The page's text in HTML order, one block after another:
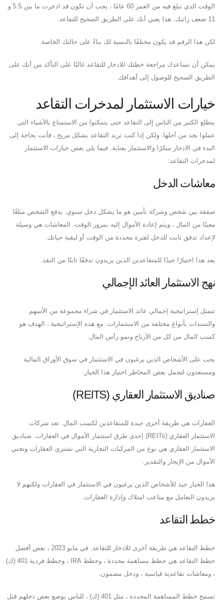
الوقت الذي تبلغ فيه من العمر 60 عامًا ، يجب أن تكون قد ادخرت ما بين 5.5 و
11 ضعف راتبك. هذا يعني أنك على الطريق الصحيح للتقاعد.
لكن هذا الرقم قد يكون مختلفًا بالنسبة لك بناءً على حالتك الخاصة.
يمكن أن تساعدك مراجعة خطتك للادخار للتقاعد غالبًا على التأكد من أنك على
الطريق الصحيح للوصول إلى أهدافك.
خيارات الاستثمار لمدخرات التقاعد
يتطلع الكثير من الناس إلى التقاعد حتى يتمكنوا من الاستمتاع بالأشياء التي
عملوا بجد من أجلها. ولكن إذا كنت تريد التقاعد بشكل مريح ، فأنت بحاجة إلى
البدء في الادخار مبكرًا والاستثمار بعناية. فيما يلي بعض خيارات الاستثمار
لمدخرات التقاعد:
معاشات الدخل
صفقة بين شخص وشركة تأمين هو ما يشكل دخل سنوي. يدفع الشخص مبلغًا
معينًا من المال ، ويتم إعادة الأموال إليه بمرور الوقت. المعاشات هي وسيلة
لإعداد تدفق ثابت للدخل لفترة محددة من الوقت أو لبقية حياتك.
يعد هذا اختيارًا جيدًا للمتقاعدين الذين يريدون تدفقًا ثابتًا من النقد.
نهج الاستثمار العائد الإجمالي
تتمثل إستراتيجية إجمالي عائد الاستثمار في شراء مجموعة من الأسهم
والسندات بأنواع مختلفة من الاستثمارات. مع هذه الإستراتيجية ، الهدف هو
كسب المال من كل من الأرباح ونمو رأس المال.
يجب على الأشخاص الذين يرغبون في الاستثمار في سوق الأوراق المالية
ومستعدون لتحمل بعض المخاطر اختيار هذا الخيار.
صناديق الاستثمار العقاري (REITS)
العقارات هي طريقة أخرى جيدة للمتقاعدين لكسب المال. تعد شركات
الاستثمار العقاري (REITs) إحدى طرق استثمار الأموال في العقارات. صناديق
الاستثمار العقاري هي نوع من المركبات التجارية التي تشتري العقارات وتجني
الأموال من الإيجار والتقدير.
هذا الخيار جيد للأشخاص الذين يرغبون في الاستثمار في العقارات ولكنهم لا
يريدون التعامل مع متاعب امتلاك وإدارة العقارات.
خطط التقاعد
خطط التقاعد هي طريقة أخرى للادخار للتقاعد. في مايو 2023 ، بعض أفضل
خطط التقاعد هي خطط مساهمة محددة ، وخطط IRA ، وخطط فردية 401 (ك)
، ومعاشات تقاعدية قياسية ، ودخل مضمون.
تسمح خطط المساهمة المحددة ، مثل 401 (ك) ، للناس بوضع بعض دخلهم قبل